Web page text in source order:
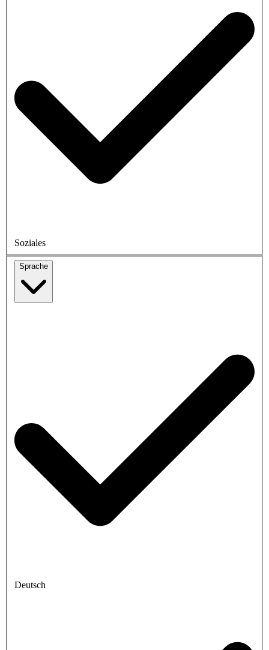
Soziales
Sprache
Deutsch